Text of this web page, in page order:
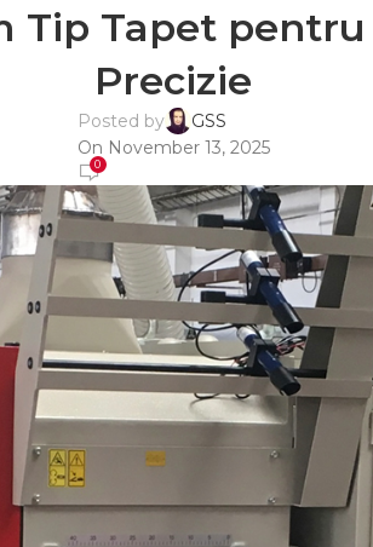
Tip Tapet
Precizie
Posted by
GSS
On November 13, 2025
0